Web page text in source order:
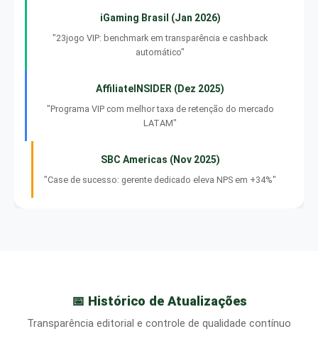
iGaming Brasil (Jan 2026)
"23jogo VIP: benchmark em transparência e cashback
automático"
AffiliateINSIDER (Dez 2025)
"Programa VIP com melhor taxa de retenção do mercado
LATAM"
SBC Americas (Nov 2025)
"Case de sucesso: gerente dedicado eleva NPS em +34%"
📅 Histórico de Atualizações
Transparência editorial e controle de qualidade contínuo